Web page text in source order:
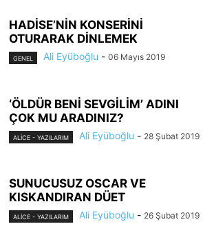
HADİSE’NİN KONSERİNİ
OTURARAK DİNLEMEK
GENEL Ali Eyüboğlu - 06 Mayıs 2019
‘ÖLDÜR BENİ SEVGİLİM’ ADINI
ÇOK MU ARADINIZ?
ALİCE - YAZILARIM Ali Eyüboğlu - 28 Şubat 2019
SUNUCUSUZ OSCAR VE
KISKANDIRAN DÜET
ALİCE - YAZILARIM Ali Eyüboğlu - 26 Şubat 2019